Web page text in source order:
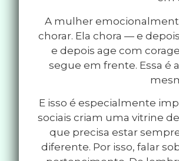
A mulher
chorar. Ela chora — e
e depois age com
segue em frente. Essa é
E isso é especialmente
sociais criam uma vitrine
que precisa estar
diferente. Por isso, falar